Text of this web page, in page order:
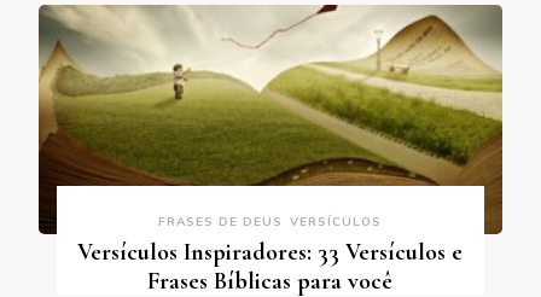
FRASES DE DEUS VERSÍCULOS
Versículos Inspiradores: 33 Versículos e
Frases Bíblicas para você